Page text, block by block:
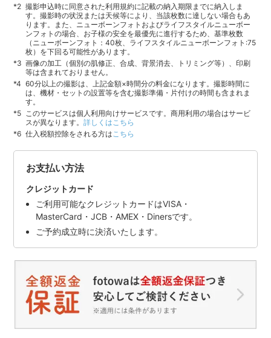
撮影申込時に同意された利用規約に記載の納入期限までに納入しま
す。撮影時の状況または天候等により、当該枚数に達しない場合もあ
ります。また、ニューボーンフォトおよびライフスタイルニューボー
ンフォトの場合、お子様の安全を最優先に進行するため、基準枚数
（ニューボーンフォト：40枚、ライフスタイルニューボーンフォト:75
枚）を下回る可能性があります。
画像の加工（個別の肌修正、合成、背景消去、トリミング等）、印刷
等は含まれておりません。
60分以上の撮影は、上記金額×時間分の料金になります。撮影時間に
は、機材・セットの設置等を含む撮影準備・片付けの時間も含まれま
す。
このサービスは個人利用向けサービスです。商用利用の場合はサービ
スが異なります。詳しくはこちら
仕入税額控除をされる方は こちら
お支払い方法
クレジットカード
ご利用可能なクレジットカードはVISA・
MasterCard・JCB・AMEX・Dinersです。
ご予約成立時に決済いたします。